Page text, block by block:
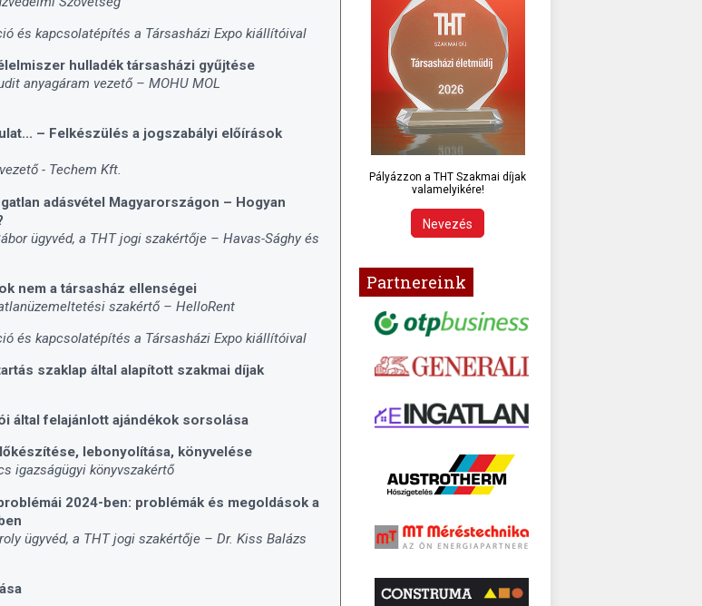
és kapcsolatépítés a Társasházi Expo kiállítóival
hulladék társasházi gyűjtése
anyagáram vezető – MOHU MOL
– Felkészülés a jogszabályi előírások
- Techem Kft.
adásvétel Magyarországon – Hogyan
ügyvéd, a THT jogi szakértője – Havas-Sághy és
nem a társasház ellenségei
szakértő – HelloRent
és kapcsolatépítés a Társasházi Expo kiállítóival
szaklap által alapított szakmai díjak
által felajánlott ajándékok sorsolása
lebonyolítása, könyvelése
igazságügyi könyvszakértő
2024-ben: problémák és megoldások a
ügyvéd, a THT jogi szakértője – Dr. Kiss Balázs
Pályázzon a THT Szakmai díjak
valamelyikére!
Nevezés
Partnereink